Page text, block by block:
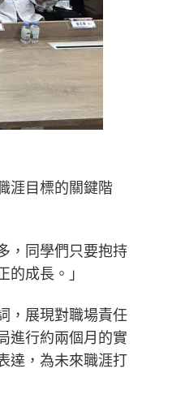
涯目標的關鍵階
，同學們只要抱持
成長。」
，展現對職場責任
進行約兩個月的實
達，為未來職涯打